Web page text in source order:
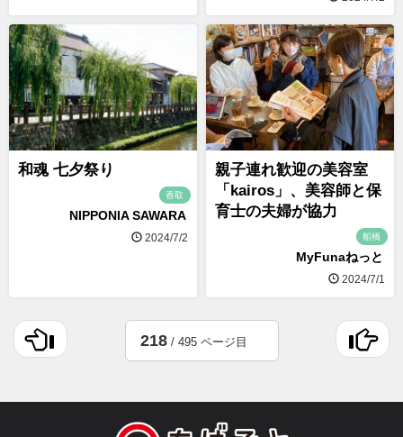
和魂 七夕祭り
香取
NIPPONIA SAWARA
2024/7/2
親子連れ歓迎の美容室
「kairos」、美容師と保
育士の夫婦が協力
船橋
MyFunaねっと
2024/7/1
218/ 495 ページ目